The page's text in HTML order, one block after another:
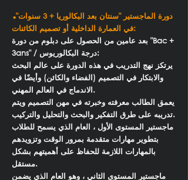
.دورة الماجستير "سنتان بعد البكالوريا + 3 سنوات"
في العمارة الداخلية أو تصميم الكائنات:
بعد عامين من الحصول على دبلوم من دورة "Bac +
3ans" / درجة البكالوريوس:
يرتكز نهج التدريب في هذه الدورة على عالم البحث
والابتكار في التصميم (الفضاء والكائن) وأيضًا في
الاندماج في العالم المهني.
يعمق الطالب معرفته وخبرته في مهن التصميم ويتم
تدريبه على طرق التفكير والبحث والتحليل والتركيب.
ماجستير المستوى الأول ، العام الذي يسمح للطلاب
بتطوير مهارات متقدمة بمرور الوقت وتزويدهم
بالمهارات اللازمة للحفاظ على أهميتهم بشكل
مستقل.
ماجستير المستوى الثاني ، وهو العام الذي يضمن